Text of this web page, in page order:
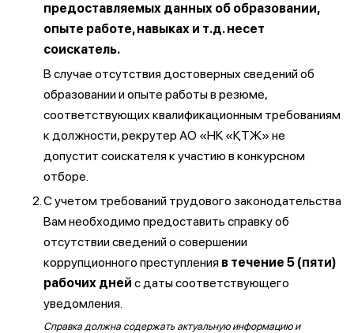
предоставляемых данных об образовании,
опыте работе, навыках и т.д. несет
соискатель.
В случае отсутствия достоверных сведений об
образовании и опыте работы в резюме,
соответствующих квалификационным требованиям
к должности, рекрутер АО «НК «ҚТЖ» не
допустит соискателя к участию в конкурсном
отборе.
С учетом требований трудового законодательства
Вам необходимо предоставить справку об
отсутствии сведений о совершении
коррупционного преступления в течение 5 (пяти)
рабочих дней с даты соответствующего
уведомления.
Справка должна содержать актуальную информацию и